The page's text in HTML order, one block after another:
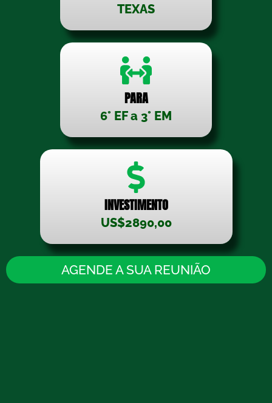
TEXAS
PARA
6° EF a 3° EM
INVESTIMENTO
US$2890,00
AGENDE A SUA REUNIÃO